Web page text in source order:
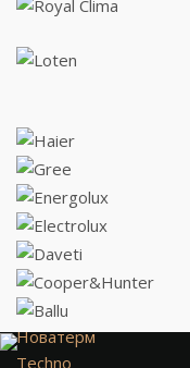
Новатерм
Techno